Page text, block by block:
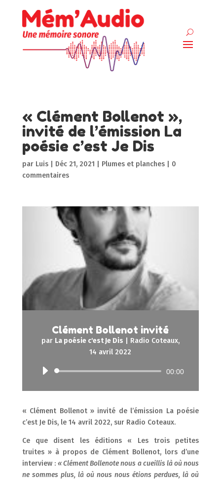
« Clément Bollenot »,
invité de l’émission La
poésie c’est Je Dis
par Luis| Déc 21, 2021 Plumes et planches| 0
commentaires
Clément Bollenot invité
par La poésie c'est Je Dis
Radio Coteaux,
14 avril 2022
Lecteur
00:00
« Clément Bollenot » invité de l’émission La poésie
c’est Je Dis, le 14 avril 2022, sur Radio Coteaux.
Ce que disent les éditions « Les trois petites
truites » à propos de Clément Bollenot, lors d’une
interview :« Clément Bollenote nous a cueillis là où nous
ne sommes plus, là où nous nous étions perdues, là où